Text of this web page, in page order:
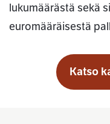
lukumäärästä sekä
euromääräisestä
Katso